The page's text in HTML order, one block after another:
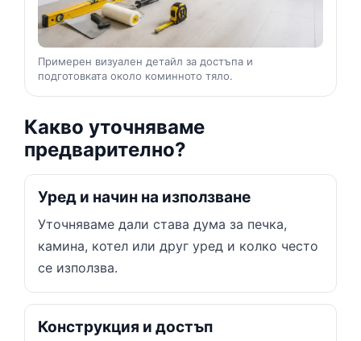
Примерен визуален детайл за достъпа и
подготовката около коминното тяло.
Какво уточняваме
предварително?
Уред и начин на използване
Уточняваме дали става дума за печка,
камина, котел или друг уред и колко често
се използва.
Конструкция и достъп